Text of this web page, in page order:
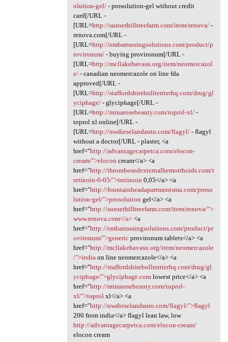
olution-gel/- prosolution-gel without credit
card[/URL -
[URL=http://sunsethilltreefarm.com/item/renova/-
renova.com[/URL -
[URL=http://embarrassingsolutions.com/product/p
rovironum/- buying provironum[/URL -
[URL=http://mcllakehavasu.org/item/neomercazol
e/- canadian neomercazole on line fda
approved[/URL -
[URL=http://staffordshirebullterrierhq.com/drug/gl
yciphage/- glyciphage[/URL -
[URL=http://minarosebeauty.com/toprol-xl/-
toprol xl online[/URL -
[URL=http://nwdieselandauto.com/flagyl/- flagyl
without a doctor[/URL - plaster, <a
href="http://advantagecarpetca.com/elocon-
cream/">elocon cream</a> <a
href="http://thrombosedexternalhemorrhoids.com/t
retinoin-0-05/">tretinoin 0,05</a> <a
href="http://fountainheadapartmentsma.com/proso
lution-gel/">prosolution gel</a> <a
href="http://sunsethilltreefarm.com/item/renova/">
www.renova.com</a><a
href="http://embarrassingsolutions.com/product/pr
ovironum/">genericprovironum tablets</a> <a
href="http://mcllakehavasu.org/item/neomercazole
/">india on line neomercazole</a> <a
href="http://staffordshirebullterrierhq.com/drug/gl
yciphage/">glyciphage.comlowest price</a> <a
href="http://minarosebeauty.com/toprol-
xl/">toprol xl</a> <a
href="http://nwdieselandauto.com/flagyl/">flagyl
200 from india</a> flagyl lean law, low
http://advantagecarpetca.com/elocon-cream/
elocon cream